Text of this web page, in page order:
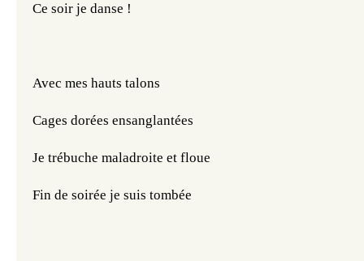
Ce soir je danse !
Avec mes hauts talons
Cages dorées ensanglantées
Je trébuche maladroite et floue
Fin de soirée je suis tombée